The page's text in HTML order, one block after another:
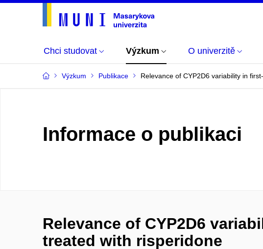
Chci studovat Výzkum O univerzitě
Výzkum Publikace Relevance of CYP2D6 variability in
Informace o publikaci
Relevance of CYP2D6
treated with risperidone